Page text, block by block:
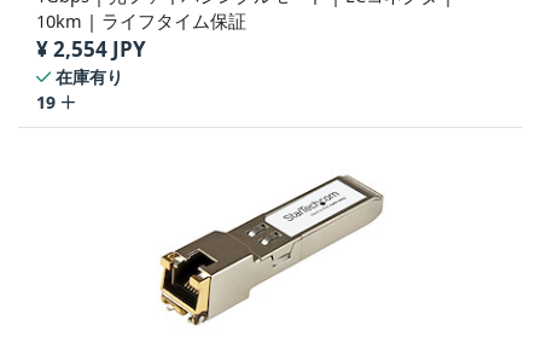
10km | ライフタイム保証
¥2,554 JPY
在庫有り
19